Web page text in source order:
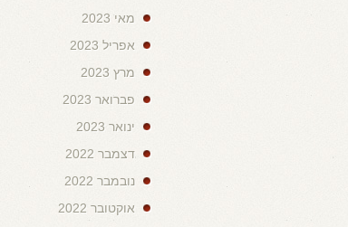
מאי 2023
אפריל 2023
מרץ 2023
פברואר 2023
ינואר 2023
דצמבר 2022
נובמבר 2022
אוקטובר 2022